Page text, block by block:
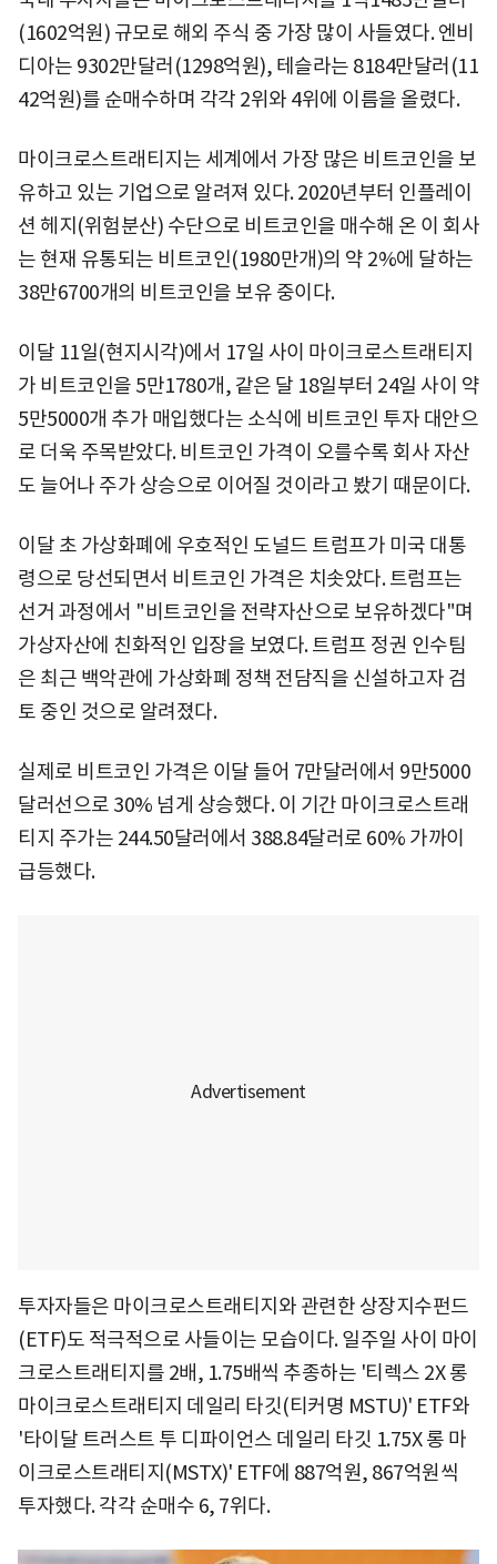
(1602억원) 규모로 해외 주식 중 가장 많이 사들였다. 엔비
디아는 9302만달러(1298억원), 테슬라는 8184만달러(11
42억원)를 순매수하며 각각 2위와 4위에 이름을 올렸다.
마이크로스트래티지는 세계에서 가장 많은 비트코인을 보
유하고 있는 기업으로 알려져 있다. 2020년부터 인플레이
션 헤지(위험분산) 수단으로 비트코인을 매수해 온 이 회사
는 현재 유통되는 비트코인(1980만개)의 약 2%에 달하는
38만6700개의 비트코인을 보유 중이다.
이달 11일(현지시각)에서 17일 사이 마이크로스트래티지
가 비트코인을 5만1780개, 같은 달 18일부터 24일 사이 약
5만5000개 추가 매입했다는 소식에 비트코인 투자 대안으
로 더욱 주목받았다. 비트코인 가격이 오를수록 회사 자산
도 늘어나 주가 상승으로 이어질 것이라고 봤기 때문이다.
이달 초 가상화폐에 우호적인 도널드 트럼프가 미국 대통
령으로 당선되면서 비트코인 가격은 치솟았다. 트럼프는
선거 과정에서 "비트코인을 전략자산으로 보유하겠다"며
가상자산에 친화적인 입장을 보였다. 트럼프 정권 인수팀
은 최근 백악관에 가상화폐 정책 전담직을 신설하고자 검
토 중인 것으로 알려졌다.
실제로 비트코인 가격은 이달 들어 7만달러에서 9만5000
달러선으로 30% 넘게 상승했다. 이 기간 마이크로스트래
티지 주가는 244.50달러에서 388.84달러로 60% 가까이
급등했다.
투자자들은 마이크로스트래티지와 관련한 상장지수펀드
(ETF)도 적극적으로 사들이는 모습이다. 일주일 사이 마이
크로스트래티지를 2배, 1.75배씩 추종하는 '티렉스 2X 롱
마이크로스트래티지 데일리 타깃(티커명 MSTU)' ETF와
'타이달 트러스트 투 디파이언스 데일리 타깃 1.75X 롱 마
이크로스트래티지(MSTX)' ETF에 887억원, 867억원씩
투자했다. 각각 순매수 6, 7위다.